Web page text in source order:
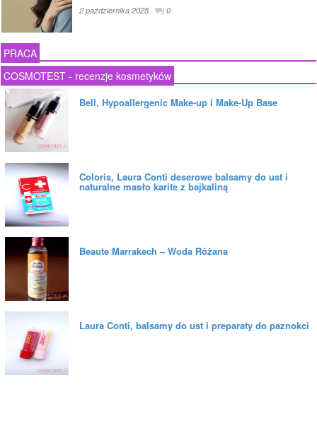
2 października 2025 0
PRACA
COSMOTEST - recenzje kosmetyków
Bell, Hypoallergenic Make-up i Make-Up Base
Coloris, Laura Conti deserowe balsamy do ust i
naturalne masło karite z bajkaliną
Beaute Marrakech – Woda Różana
Laura Conti, balsamy do ust i preparaty do paznokci